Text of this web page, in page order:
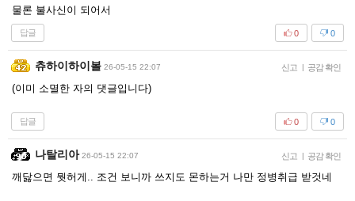
물론 불사신이 되어서
답글 0
0
츄하이하이볼 26-05-15 22:07 신고 | 공감 확인
(이미 소멸한 자의 댓글입니다)
답글 0
0
나탈리아 26-05-15 22:07 신고 | 공감 확인
깨닳으면 뭣허게.. 조건 보니까 쓰지도 몬하는거 나만 정병취급 받것네